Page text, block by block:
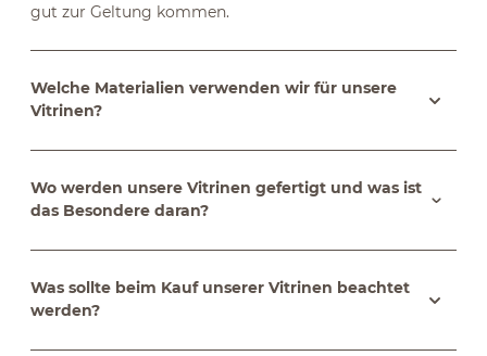
gut zur Geltung kommen.
Welche Materialien verwenden wir für unsere
Vitrinen?
Wo werden unsere Vitrinen gefertigt und was ist
das Besondere daran?
Was sollte beim Kauf unserer Vitrinen beachtet
werden?